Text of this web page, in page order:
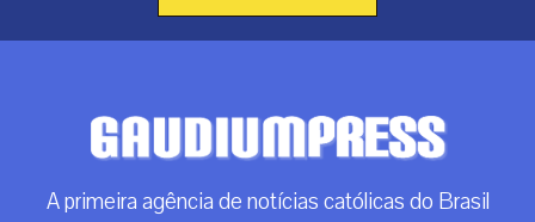
A primeira agência de notícias católicas do Brasil